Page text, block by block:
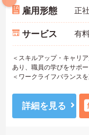
雇用形態 正
サービス 有
＜スキルアップ・キャリ
あり、職員の学びをサポ
＜ワークライフバランス
＜寄り添ったケアの実施
提供を目指し、職員の専
詳細を見る